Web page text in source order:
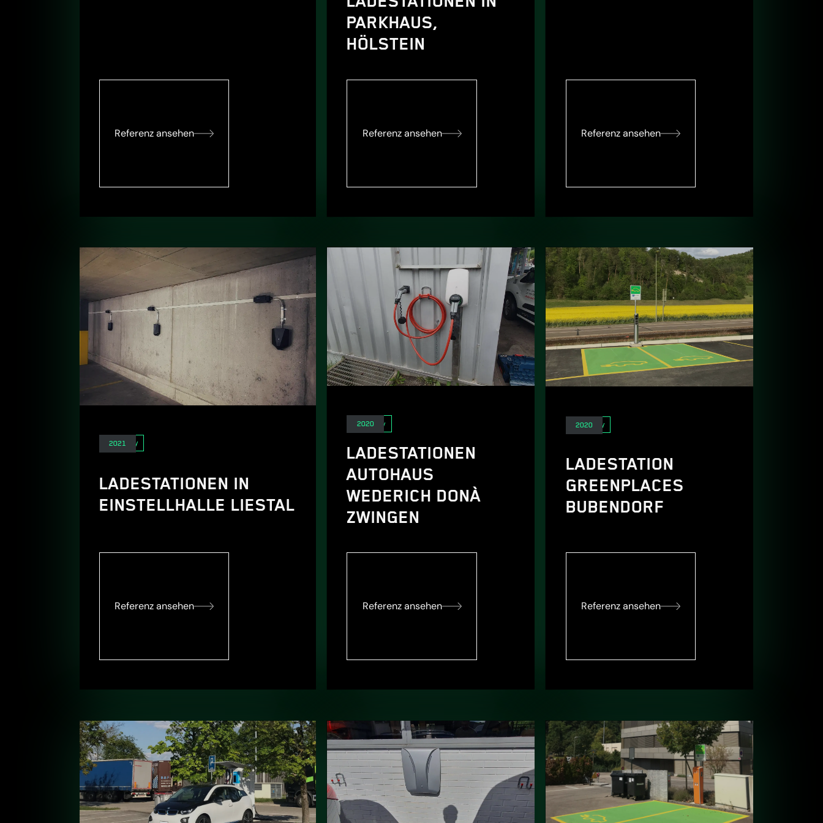
Referenz ansehen
PARKHAUS,
HÖLSTEIN
Referenz ansehen Referenz ansehen
E-Mobility
LADESTATIONEN IN
EINSTELLHALLE LIESTAL
Referenz ansehen
2021
E-Mobility
LADESTATIONEN
AUTOHAUS
WEDERICH DONÀ
ZWINGEN
Referenz ansehen
2020 E-Mobility
LADESTATION
GREENPLACES
BUBENDORF
Referenz ansehen
2020